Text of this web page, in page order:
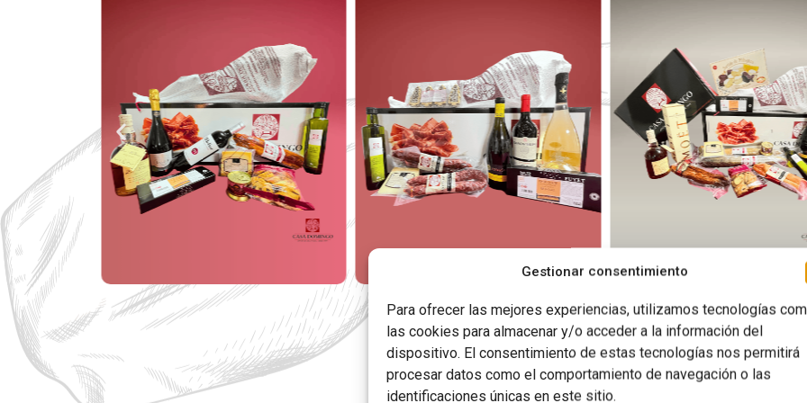
Gestionar consentimiento
Para ofrecer las mejores experiencias, utilizamos tecnologías
las cookies para almacenar y/o acceder a la información del
dispositivo. El consentimiento de estas tecnologías nos permitirá
procesar datos como el comportamiento de navegación o las
identificaciones únicas en este sitio.
INDÍCANOS TU EMAIL*